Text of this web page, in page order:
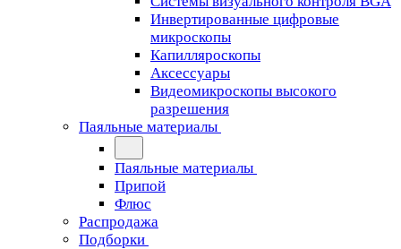
Инвертированные цифровые
микроскопы
Капилляроскопы
Аксессуары
Видеомикроскопы высокого
разрешения
Паяльные материалы
Паяльные материалы
Припой
Флюс
Распродажа
Подборки